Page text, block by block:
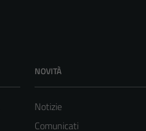
NOVITÀ
Notizie
Comunicati